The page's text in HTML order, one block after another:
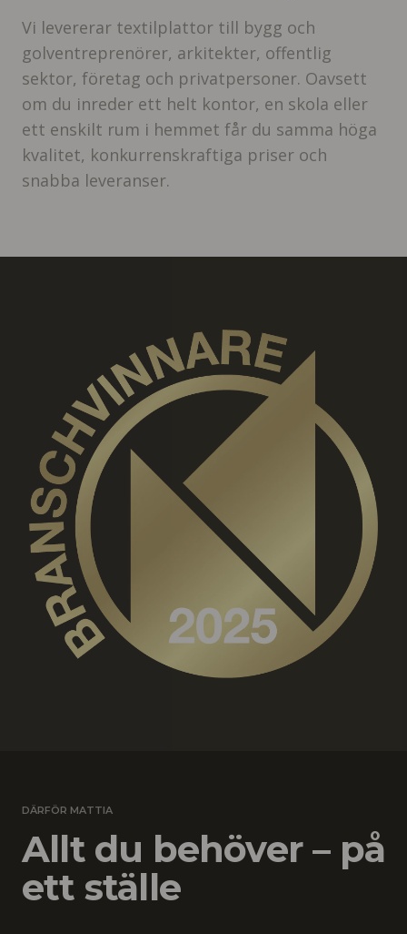
Vi levererar textilplattor till bygg och
golventreprenörer, arkitekter, offentlig
sektor, företag och privatpersoner. Oavsett
om du inreder ett helt kontor, en skola eller
ett enskilt rum i hemmet får du samma höga
kvalitet, konkurrenskraftiga priser och
snabba leveranser.
DÄRFÖR MATTIA
Allt du behöver – på
ett ställe